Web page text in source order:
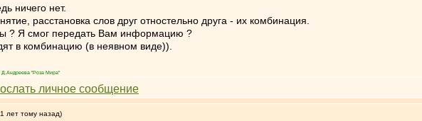
ничего нет.
расстановка слов друг отностельно друга - их комбинация.
? Я смог передать Вам информацию ?
в комбинацию (в неявном виде)).
Д.Андреева "Роза Мира"
лет тому назад)